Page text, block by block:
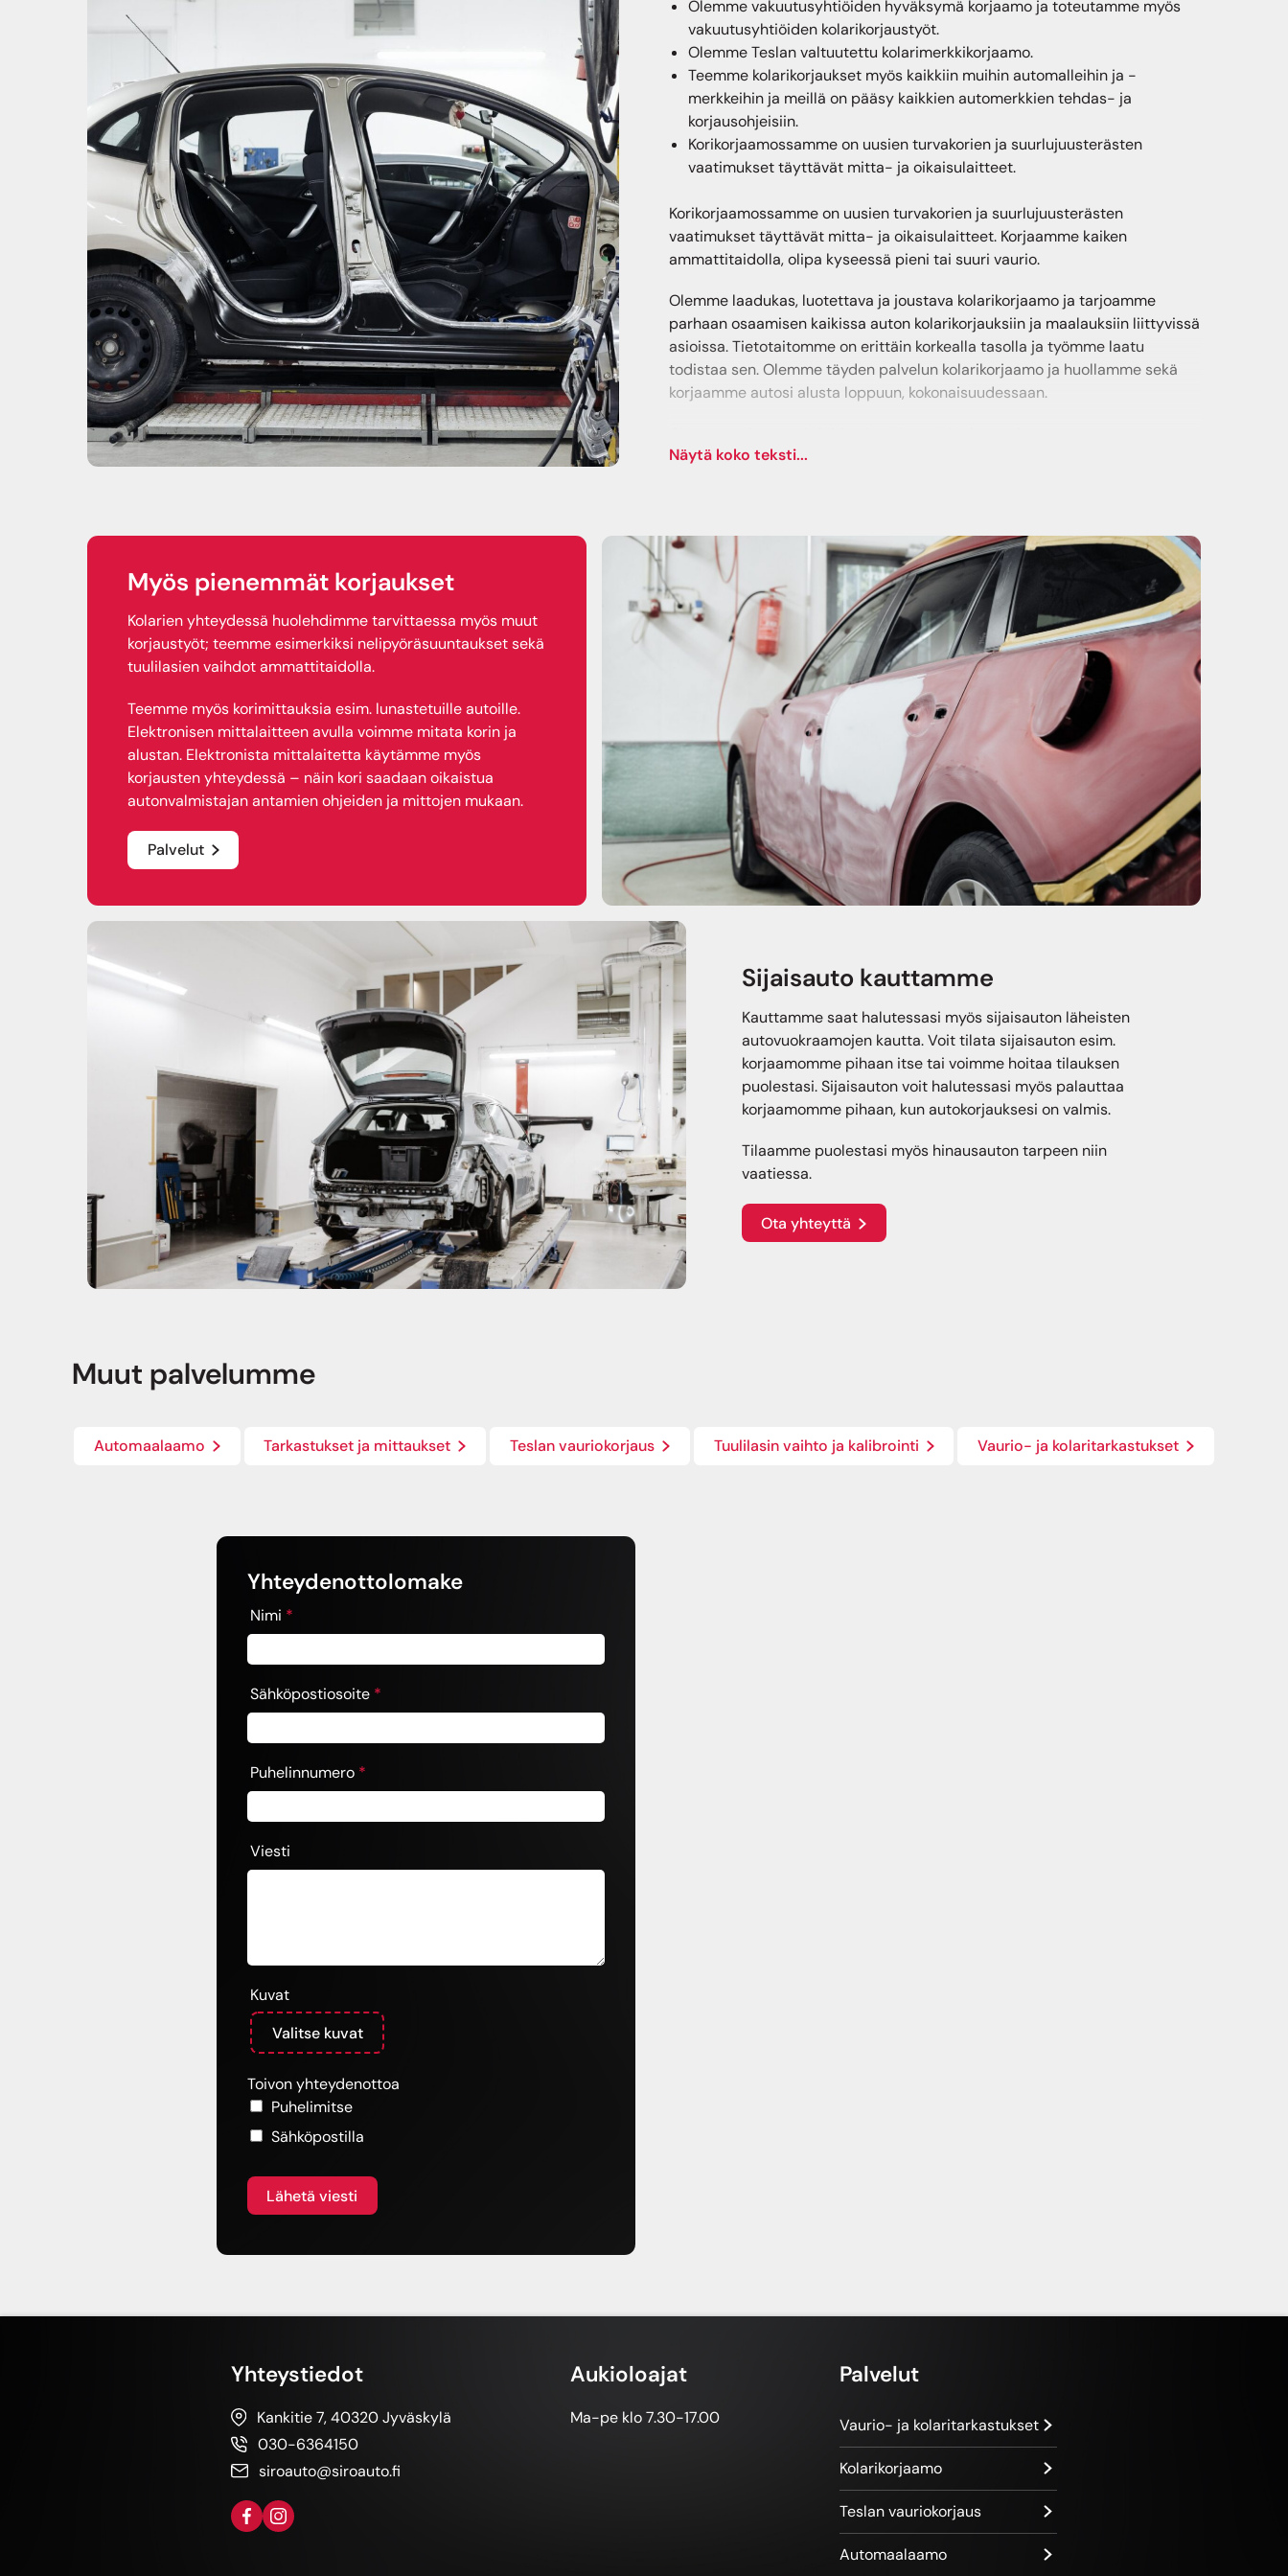
Olemme vakuutusyhtiöiden hyväksymä korjaamo ja toteutamme myös
vakuutusyhtiöiden kolarikorjaustyöt.
Olemme Teslan valtuutettu kolarimerkkikorjaamo.
Teemme kolarikorjaukset myös kaikkiin muihin automalleihin ja -
merkkeihin ja meillä on pääsy kaikkien automerkkien tehdas- ja
korjausohjeisiin.
Korikorjaamossamme on uusien turvakorien ja suurlujuusterästen
vaatimukset täyttävät mitta- ja oikaisulaitteet.
Korikorjaamossamme on uusien turvakorien ja suurlujuusterästen
vaatimukset täyttävät mitta- ja oikaisulaitteet. Korjaamme kaiken
ammattitaidolla, olipa kyseessä pieni tai suuri vaurio.
Olemme laadukas, luotettava ja joustava kolarikorjaamo ja tarjoamme
parhaan osaamisen kaikissa auton kolarikorjauksiin ja maalauksiin liittyvissä
asioissa. Tietotaitomme on erittäin korkealla tasolla ja työmme laatu
todistaa sen. Olemme täyden palvelun kolarikorjaamo ja huollamme sekä
korjaamme autosi alusta loppuun, kokonaisuudessaan.
vakuutusyhtiöiden kolarikorjaustyöt. Tarjoamme onnistuneen ja laadukkaan
tehdas- ja korjausohjeisiin. Meillä on käytössämme nykyaikaiset, parhaat
laitteet ja varusteet jokaiseen työvaiheeseen, ja käytämme vain laadukkaita
varaosia ja materiaaleja. Hoidamme myös automaalaukset.
Maalaamossamme on uudet tilat esikäsittelylle ja kaksi nestekaasulla
toimivaa maalauskammiota. Teemme myös huoltokalibroinnit (adas), ja
meiltä löytyvät kalibrointikoneet ja -taulut sekä runsaasti ammattitaitoa.
Toimimme asiakaslähtöisesti, ketterästi ja joustavasti. Ota yhteyttä kaikissa
autosi kolarikorjausta ja maalausta koskevissa kysymyksissä. Korjaamme
auton kolarivauriot laadukkaasti!
Myös pienemmät korjaukset
Kolarien yhteydessä huolehdimme tarvittaessa myös muut
korjaustyöt; teemme esimerkiksi nelipyöräsuuntaukset sekä
tuulilasien vaihdot ammattitaidolla.
Teemme myös korimittauksia esim. lunastetuille autoille.
Elektronisen mittalaitteen avulla voimme mitata korin ja
alustan. Elektronista mittalaitetta käytämme myös
korjausten yhteydessä – näin kori saadaan oikaistua
autonvalmistajan antamien ohjeiden ja mittojen mukaan.
Palvelut
Sijaisauto kauttamme
Kauttamme saat halutessasi myös sijaisauton läheisten
autovuokraamojen kautta. Voit tilata sijaisauton esim.
korjaamomme pihaan itse tai voimme hoitaa tilauksen
puolestasi. Sijaisauton voit halutessasi myös palauttaa
korjaamomme pihaan, kun autokorjauksesi on valmis.
Tilaamme puolestasi myös hinausauton tarpeen niin
vaatiessa.
Ota yhteyttä
Muut palvelumme
Automaalaamo Tarkastukset ja mittaukset Teslan vauriokorjaus Tuulilasin vaihto ja kalibrointi Vaurio- ja kolaritarkastukset
Yhteydenottolomake
Nimi *
Sähköpostiosoite *
Puhelinnumero *
Viesti
Kuvat
Toivon yhteydenottoa
Puhelimitse
Sähköpostilla
Yhteystiedot
Kankitie 7, 40320 Jyväskylä
030-6364150
siroauto@siroauto.fi
Aukioloajat
Ma-pe klo 7.30-17.00
Palvelut
Vaurio- ja kolaritarkastukset
Kolarikorjaamo
Teslan vauriokorjaus
Automaalaamo